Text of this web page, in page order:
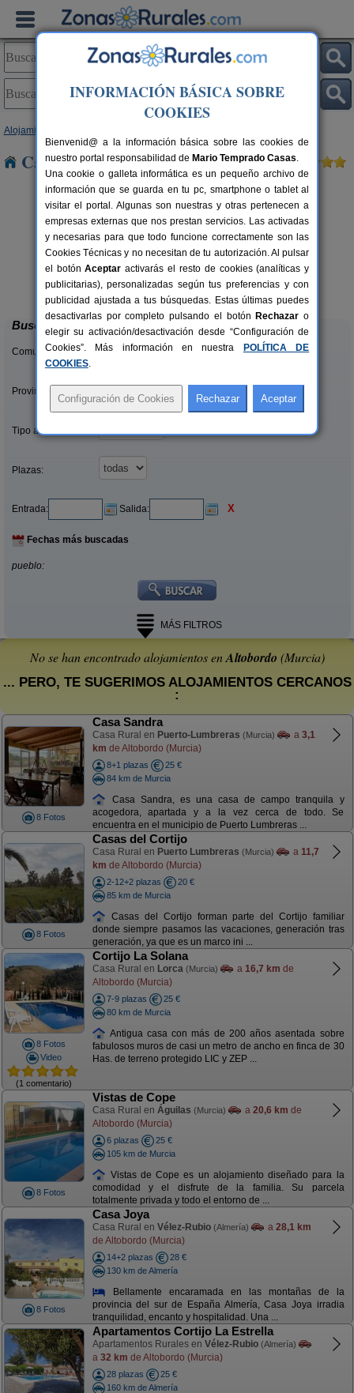
Alojamientos
Casas Rurales cerca de Altobordo
6-14+2 pers.
desde14 €
La Risca I y II
Moratalla (Murcia)
Buscar
Comunidades:
Provincias/Islas:
Tipo alquiler:
Plazas:
Entrada: Salida: X
Fechas más buscadas
pueblo:
MÁS FILTROS
No se han encontrado alojamientos enAltobordo (Murcia)
... PERO, TE SUGERIMOS ALOJAMIENTOS CERCANOS
:
8 Fotos
Casa Sandra
Casa Rural en Puerto-Lumbreras (Murcia) a 3,1
km de Altobordo (Murcia)
8+1 plazas
25 €
84 km de Murcia
Casa Sandra, es una casa de campo tranquila y
acogedora, apartada y a la vez cerca de todo. Se
encuentra en el municipio de Puerto Lumbreras ...
8 Fotos
Casas del Cortijo
Casa Rural en Puerto Lumbreras (Murcia) a 11,7
km de Altobordo (Murcia)
2-12+2 plazas
20 €
85 km de Murcia
Casas del Cortijo forman parte del Cortijo familiar
donde siempre pasamos las vacaciones, generación tras
generación, ya que es un marco ini ...
8 Fotos
Video
(1 comentario)
Cortijo La Solana
Casa Rural en Lorca (Murcia) a 16,7 km de
Altobordo (Murcia)
7-9 plazas
25 €
80 km de Murcia
Antigua casa con más de 200 años asentada sobre
fabulosos muros de casi un metro de ancho en finca de 30
Has. de terreno protegido LIC y ZEP ...
8 Fotos
Vistas de Cope
Casa Rural en Águilas (Murcia) a 20,6 km de
Altobordo (Murcia)
6 plazas
25 €
105 km de Murcia
Vistas de Cope es un alojamiento diseñado para la
comodidad y el disfrute de la familia. Su parcela
totalmente privada y todo el entorno de ...
8 Fotos
Casa Joya
Casa Rural en Vélez-Rubio (Almería) a 28,1 km
de Altobordo (Murcia)
14+2 plazas
28 €
130 km de Almería
Bellamente encaramada en las montañas de la
provincia del sur de España Almería, Casa Joya irradia
tranquilidad, encanto y hospitalidad. Una ...
Apartamentos Cortijo La Estrella
Apartamentos Rurales en Vélez-Rubio (Almería)
a 32 km de Altobordo (Murcia)
28 plazas
25 €
160 km de Almería
INFORMACIÓN BÁSICA SOBRE
COOKIES
Bienvenid@ a la información básica sobre las cookies de
nuestro portal responsabilidad de Mario Temprado Casas.
Una cookie o galleta informática es un pequeño archivo de
información que se guarda en tu pc, smartphone o tablet al
visitar el portal. Algunas son nuestras y otras pertenecen a
empresas externas que nos prestan servicios. Las activadas
y necesarias para que todo funcione correctamente son las
Cookies Técnicas y no necesitan de tu autorización. Al pulsar
el botónAceptar activarás el resto de cookies (analíticas y
publicitarias), personalizadas según tus preferencias y con
publicidad ajustada a tus búsquedas. Estas últimas puedes
desactivarlas por completo pulsando el botón Rechazar o
elegir su activación/desactivación desde “Configuración de
Cookies”. Más información en nuestra
POLÍTICA DE
COOKIES.